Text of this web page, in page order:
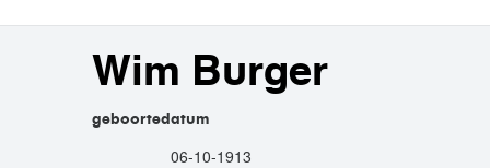
Wim Burger
geboortedatum
06-10-1913